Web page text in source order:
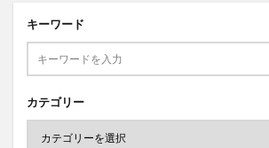
キーワード
カテゴリー